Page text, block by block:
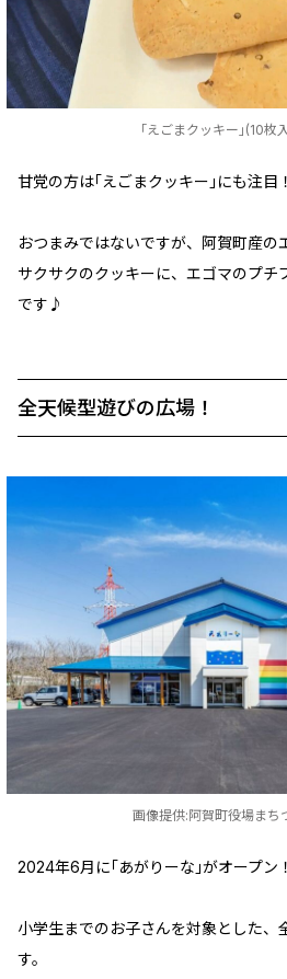
｢えごまクッキー｣(10枚
甘党の方は｢えごまクッキー｣にも注目！
おつまみではないですが、阿賀町産の
サクサクのクッキーに、エゴマのプチ
です♪
全天候型遊びの広場！
画像提供:阿賀町役場まち
2024年6月に｢あがりーな｣がオープン！
小学生までのお子さんを対象とした、
す。